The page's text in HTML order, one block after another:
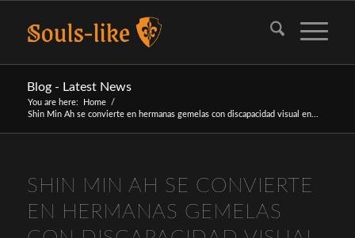
Blog - Latest News
You are here: Home
/
Shin Min Ah se convierte en hermanas gemelas con discapacidad visual en...
SHIN MIN AH SE CONVIERTE
EN HERMANAS GEMELAS